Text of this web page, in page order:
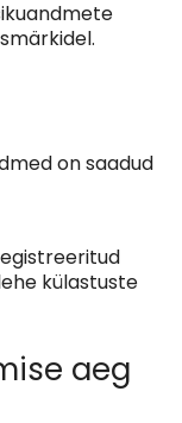
on saadud
külastuste
aeg